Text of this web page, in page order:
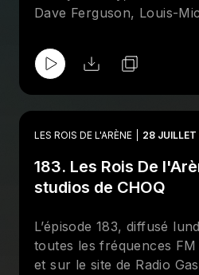
Dave Ferguson, Louis-
présent à Minneapolis en
Martel. Aussi, entrevue
LES ROIS DE L'ARÈNE 28 JUILLET
183. Les Rois De
studios de CHOQ
L’épisode 183, diffusé
toutes les fréquences FM
et sur le site de Radio